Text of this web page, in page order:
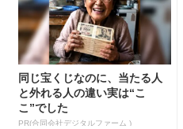
同じ宝くじなのに、当たる人
と外れる人の違い実は“こ
こ”でした
PR(合同会社デジタルファーム )